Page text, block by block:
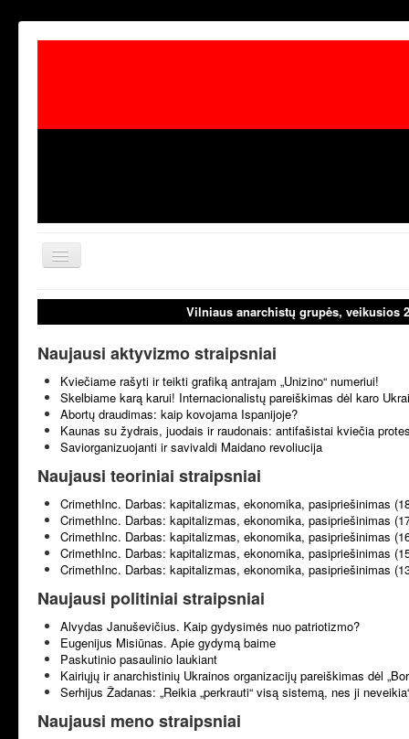
Toggle
Navigation
aktualijos
laisvoji
Vilniaus anarchistų grupės, veikusios
Naujausi aktyvizmo straipsniai
Kviečiame rašyti ir teikti grafiką antrajam „Unizino“ numeriui!
Skelbiame karą karui! Internacionalistų pareiškimas dėl karo
Abortų draudimas: kaip kovojama Ispanijoje?
Kaunas su žydrais, juodais ir raudonais: antifašistai kviečia
Saviorganizuojanti ir savivaldi Maidano revoliucija
Naujausi teoriniai straipsniai
CrimethInc. Darbas: kapitalizmas, ekonomika, pasipriešinimas
CrimethInc. Darbas: kapitalizmas, ekonomika, pasipriešinimas
CrimethInc. Darbas: kapitalizmas, ekonomika, pasipriešinimas
CrimethInc. Darbas: kapitalizmas, ekonomika, pasipriešinimas
CrimethInc. Darbas: kapitalizmas, ekonomika, pasipriešinimas
Naujausi politiniai straipsniai
Alvydas Januševičius. Kaip gydysimės nuo patriotizmo?
Eugenijus Misiūnas. Apie gydymą baime
Paskutinio pasaulinio laukiant
Kairiųjų ir anarchistinių Ukrainos organizacijų pareiškimas dėl
Serhijus Žadanas: „Reikia „perkrauti“ visą sistemą, nes ji
Naujausi meno straipsniai